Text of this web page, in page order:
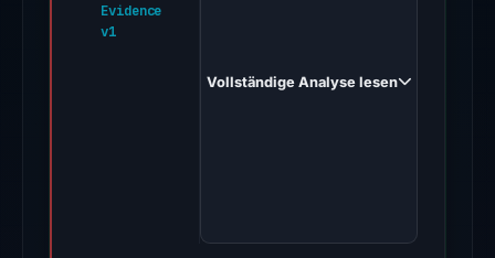
Evidence
v1
16,
Vollständige Analyse lesen